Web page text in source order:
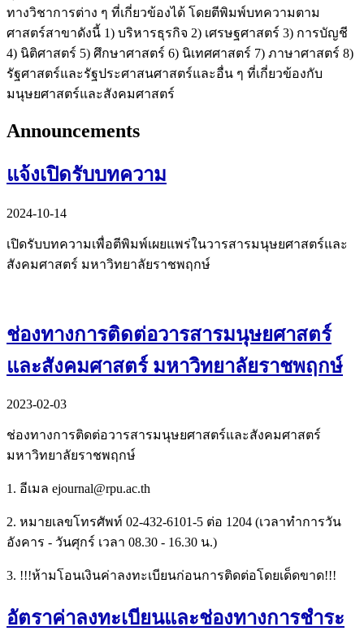
ทางวิชาการต่าง ๆ ที่เกี่ยวข้องได้ โดยตีพิมพ์บทความตาม
ศาสตร์สาขาดังนี้ 1) บริหารธุรกิจ 2) เศรษฐศาสตร์ 3) การบัญชี
4) นิติศาสตร์ 5) ศึกษาศาสตร์ 6) นิเทศศาสตร์ 7) ภาษาศาสตร์ 8)
รัฐศาสตร์และรัฐประศาสนศาสตร์และอื่น ๆ ที่เกี่ยวข้องกับ
มนุษยศาสตร์และสังคมศาสตร์
Announcements
แจ้งเปิดรับบทความ
2024-10-14
เปิดรับบทความเพื่อตีพิมพ์เผยแพร่ในวารสารมนุษยศาสตร์และ
สังคมศาสตร์ มหาวิทยาลัยราชพฤกษ์
ช่องทางการติดต่อวารสารมนุษยศาสตร์
และสังคมศาสตร์ มหาวิทยาลัยราชพฤกษ์
2023-02-03
ช่องทางการติดต่อวารสารมนุษยศาสตร์และสังคมศาสตร์
มหาวิทยาลัยราชพฤกษ์
1. อีเมล ejournal@rpu.ac.th
2. หมายเลขโทรศัพท์ 02-432-6101-5 ต่อ 1204 (เวลาทำการวัน
อังคาร - วันศุกร์ เวลา 08.30 - 16.30 น.)
3. !!!ห้ามโอนเงินค่าลงทะเบียนก่อนการติดต่อโดยเด็ดขาด!!!
อัตราค่าลงทะเบียนและช่องทางการชำระ